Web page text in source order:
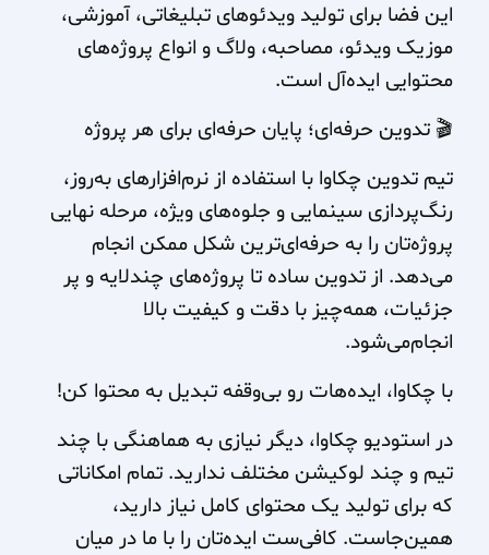
این فضا برای تولید ویدئوهای تبلیغاتی، آموزشی،
موزیک ویدئو، مصاحبه، ولاگ و انواع پروژه‌های
محتوایی ایده‌آل است.
🎬 تدوین حرفه‌ای؛ پایان حرفه‌ای برای هر پروژه
تیم تدوین چکاوا با استفاده از نرم‌افزارهای به‌روز،
رنگ‌پردازی سینمایی و جلوه‌های ویژه، مرحله نهایی
پروژه‌تان را به حرفه‌ای‌ترین شکل ممکن انجام
می‌دهد. از تدوین ساده تا پروژه‌های چندلایه و پر
جزئیات، همه‌چیز با دقت و کیفیت بالا
انجام‌می‌شود.
با چکاوا، ایده‌هات رو بی‌وقفه تبدیل به محتوا کن!
در استودیو چکاوا، دیگر نیازی به هماهنگی با چند
تیم و چند لوکیشن مختلف ندارید. تمام امکاناتی
که برای تولید یک محتوای کامل نیاز دارید،
همین‌جاست. کافی‌ست ایده‌تان را با ما در میان